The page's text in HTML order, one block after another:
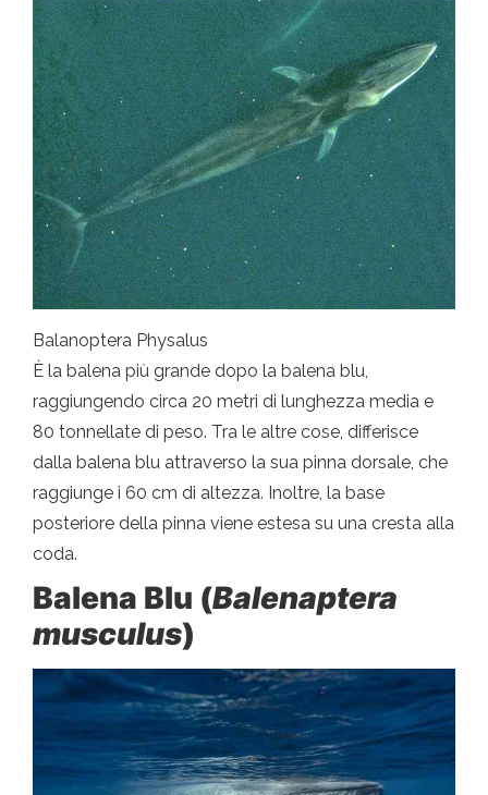
Balanoptera Physalus
È la balena più grande dopo la balena blu,
raggiungendo circa 20 metri di lunghezza media e
80 tonnellate di peso. Tra le altre cose, differisce
dalla balena blu attraverso la sua pinna dorsale, che
raggiunge i 60 cm di altezza. Inoltre, la base
posteriore della pinna viene estesa su una cresta alla
coda.
Balena Blu (Balenaptera
musculus)